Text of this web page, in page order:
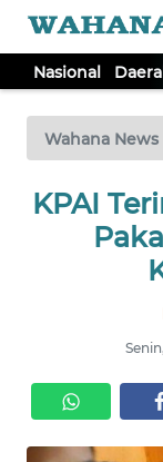
Nasional
Wahana News
KPAI
TV
Tutup
NASIONAL
KRIMINAL
EKUIN